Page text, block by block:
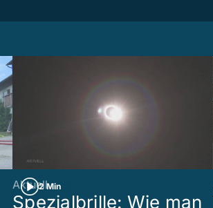
2 Min
Aktuell
Spezialbrille: Wie man